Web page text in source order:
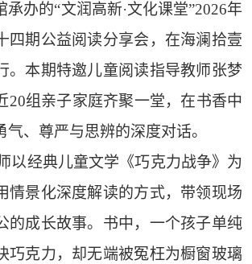
承办的“文润高新·文化课堂”2026年
四期公益阅读分享会，在海澜拾壹
。本期特邀儿童阅读指导教师张梦
20组亲子家庭齐聚一堂，在书香中
气、尊严与思辨的深度对话。
以经典儿童文学《巧克力战争》为
情景化深度解读的方式，带领现场
的成长故事。书中，一个孩子单纯
巧克力，却无端被冤枉为橱窗玻璃